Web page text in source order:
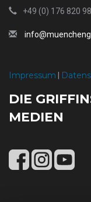
+49 (0) 176 820
Impressum
DIE
MEDIEN